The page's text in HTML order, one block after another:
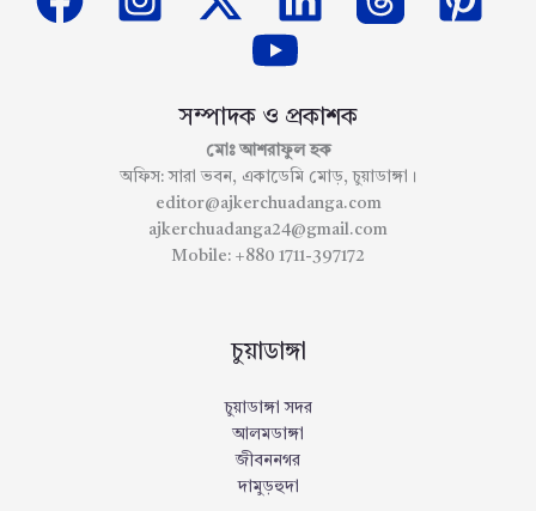
সম্পাদক ও প্রকাশক
মোঃ আশরাফুল হক
অফিস: সারা ভবন, একাডেমি মোড়, চুয়াডাঙ্গা।
editor@ajkerchuadanga.com
ajkerchuadanga24@gmail.com
Mobile: +880 1711-397172
চুয়াডাঙ্গা
চুয়াডাঙ্গা সদর
আলমডাঙ্গা
জীবননগর
দামুড়হুদা